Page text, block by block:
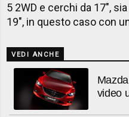
5 2WD e cerchi da 17",
19", in questo caso con
VEDI ANCHE
video